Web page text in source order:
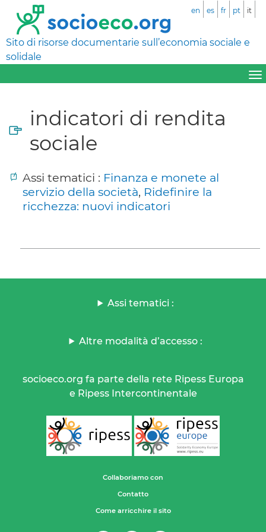
Sito di risorse documentarie sull’economia sociale e
solidale
en es fr pt it
indicatori di rendita
sociale
Assi tematici : Finanza e monete al
servizio della società, Ridefinire la
ricchezza: nuovi indicatori
Assi tematici :
Altre modalità d’accesso :
socioeco.org fa parte della rete Ripess Europa
e Ripess Intercontinentale
Collaboriamo con
Contatto
Come arricchire il sito